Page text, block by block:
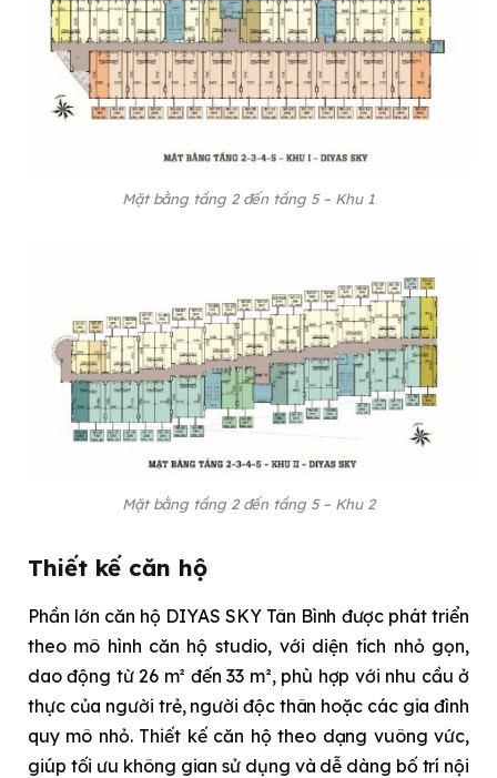
Mặt bằng tầng 2 đến tầng 5 – Khu 1
Mặt bằng tầng 2 đến tầng 5 – Khu 2
Thiết kế căn hộ
Phần lớn căn hộ DIYAS SKY Tân Bình được phát triển
theo mô hình căn hộ studio, với diện tích nhỏ gọn,
dao động từ 26 m² đến 33 m², phù hợp với nhu cầu ở
thực của người trẻ, người độc thân hoặc các gia đình
quy mô nhỏ. Thiết kế căn hộ theo dạng vuông vức,
giúp tối ưu không gian sử dụng và dễ dàng bố trí nội